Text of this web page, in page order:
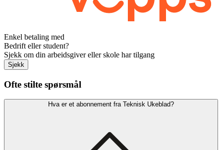
Enkel betaling med
Bedrift eller student?
Sjekk om din arbeidsgiver eller skole har tilgang
Sjekk
Ofte stilte spørsmål
Hva er et abonnement fra Teknisk Ukeblad?